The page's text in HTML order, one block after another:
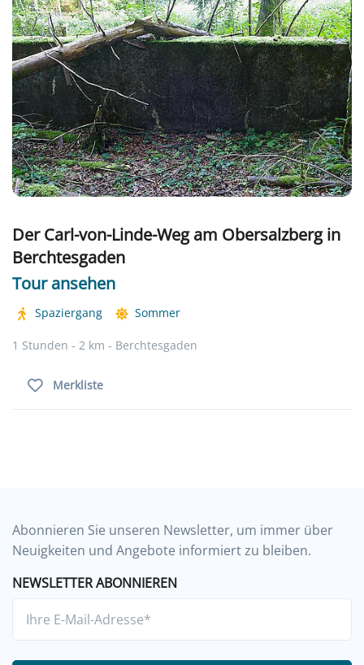
Der Carl-von-Linde-Weg am Obersalzberg in
Berchtesgaden
Tour ansehen
Spaziergang Sommer
1 Stunden - 2 km - Berchtesgaden
Merkliste
Abonnieren Sie unseren Newsletter, um immer über
Neuigkeiten und Angebote informiert zu bleiben.
NEWSLETTER ABONNIEREN